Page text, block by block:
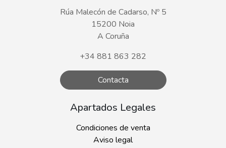
Rúa Malecón de Cadarso, Nº 5
15200 Noia
A Coruña
+34 881 863 282
Contacta
Apartados Legales
Condiciones de venta
Aviso legal